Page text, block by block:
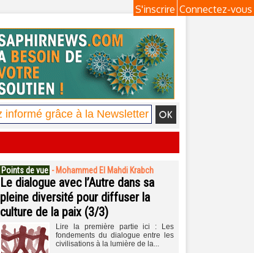
Connectez-vous
S'inscrire
Points de vue - Mohammed El Mahdi Krabch
Le dialogue avec l’Autre dans sa
pleine diversité pour diffuser la
culture de la paix (3/3)
Lire la première partie ici : Les
fondements du dialogue entre les
civilisations à la lumière de la...